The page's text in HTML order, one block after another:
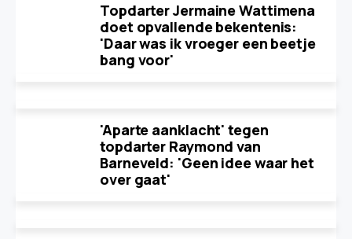
Topdarter Jermaine Wattimena
doet opvallende bekentenis:
'Daar was ik vroeger een beetje
bang voor'
'Aparte aanklacht' tegen
topdarter Raymond van
Barneveld: 'Geen idee waar het
over gaat'